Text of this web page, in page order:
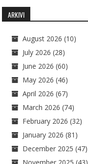
ARKIVI
August 2026 (10)
July 2026 (28)
June 2026 (60)
May 2026 (46)
April 2026 (67)
March 2026 (74)
February 2026 (32)
January 2026 (81)
December 2025 (47)